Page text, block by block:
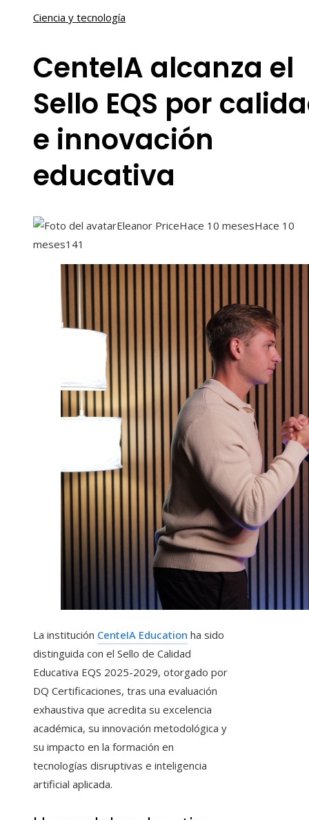
Ciencia y tecnología
CenteIA alcanza el
Sello EQS por
e innovación
educativa
Eleanor PriceHace 10 mesesHace 10
meses141
La institución CenteIA Education ha sido
distinguida con el Sello de Calidad
Educativa EQS 2025-2029, otorgado por
DQ Certificaciones, tras una evaluación
exhaustiva que acredita su excelencia
académica, su innovación metodológica y
su impacto en la formación en
tecnologías disruptivas e inteligencia
artificial aplicada.